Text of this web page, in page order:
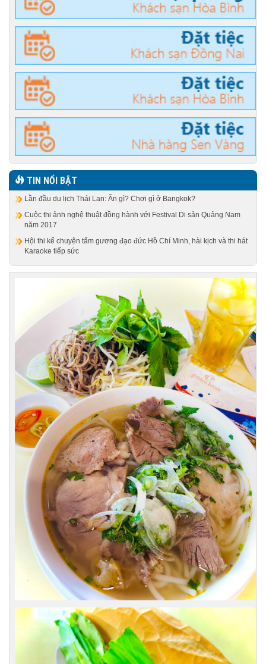
TIN NỔI BẬT
Lần đầu du lịch Thái Lan: Ăn gì? Chơi gì ở Bangkok?
Cuộc thi ảnh nghệ thuật đồng hành với Festival Di sản Quảng Nam
năm 2017
Hội thi kể chuyện tấm gương đạo đức Hồ Chí Minh, hài kịch và thi hát
Karaoke tiếp sức